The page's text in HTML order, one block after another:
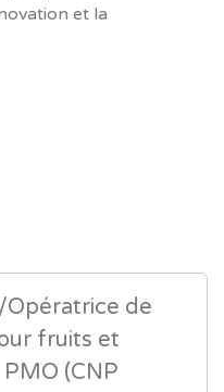
et la
de
fruits et
(CNP